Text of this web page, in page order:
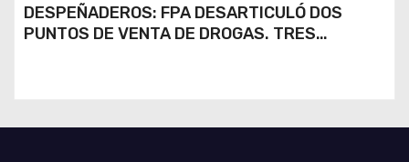
DESPEÑADEROS: FPA DESARTICULÓ DOS
PUNTOS DE VENTA DE DROGAS. TRES